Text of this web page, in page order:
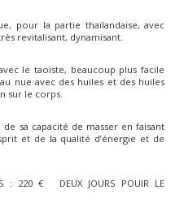
pour la partie thaïlandaise, avec
revitalisant, dynamisant.
le taoïste, beaucoup plus facile
nue avec des huiles et des huiles
sur le corps.
sa capacité de masser en faisant
et de la qualité d’énergie et de
: 220 € DEUX JOURS POUIR LE